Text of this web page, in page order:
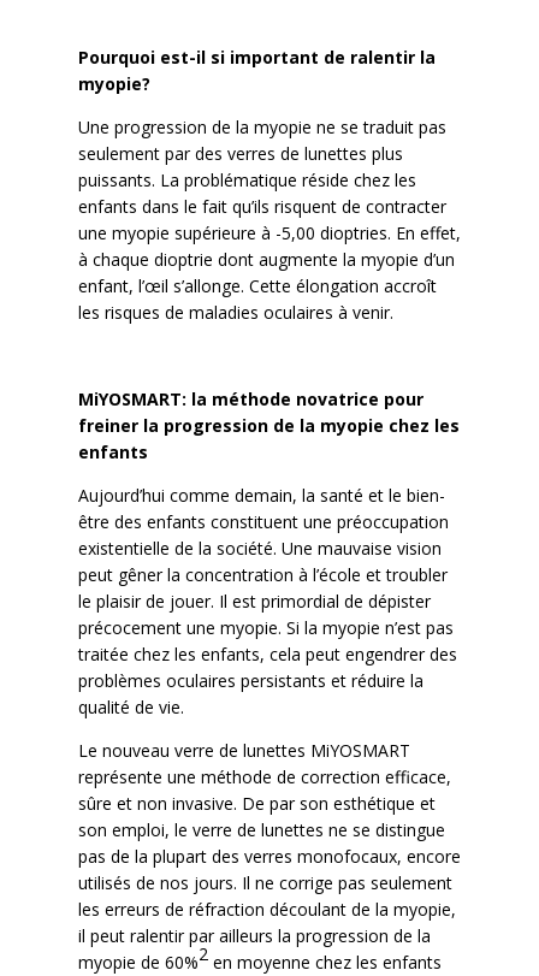
Pourquoi est-il si important de ralentir la
myopie?
Une progression de la myopie ne se traduit pas
seulement par des verres de lunettes plus
puissants. La problématique réside chez les
enfants dans le fait qu’ils risquent de contracter
une myopie supérieure à -5,00 dioptries. En effet,
à chaque dioptrie dont augmente la myopie d’un
enfant, l’œil s’allonge. Cette élongation accroît
les risques de maladies oculaires à venir.
MiYOSMART: la méthode novatrice pour
freiner la progression de la myopie chez les
enfants
Aujourd’hui comme demain, la santé et le bien-
être des enfants constituent une préoccupation
existentielle de la société. Une mauvaise vision
peut gêner la concentration à l’école et troubler
le plaisir de jouer. Il est primordial de dépister
précocement une myopie. Si la myopie n’est pas
traitée chez les enfants, cela peut engendrer des
problèmes oculaires persistants et réduire la
qualité de vie.
Le nouveau verre de lunettes MiYOSMART
représente une méthode de correction efficace,
sûre et non invasive. De par son esthétique et
son emploi, le verre de lunettes ne se distingue
pas de la plupart des verres monofocaux, encore
utilisés de nos jours. Il ne corrige pas seulement
les erreurs de réfraction découlant de la myopie,
il peut ralentir par ailleurs la progression de la
myopie de 60%2en moyenne chez les enfants